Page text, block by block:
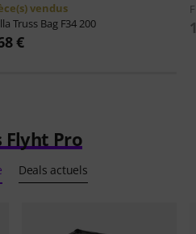
vendus
Truss Bag F34 200
€
Flyht Pro
Deals actuels